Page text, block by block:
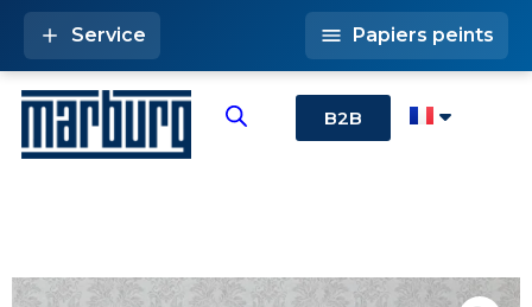
B2B
Service Papiers peints